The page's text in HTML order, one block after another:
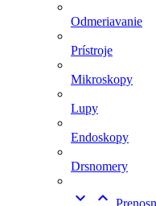
Odmeriavanie
Prístroje
Mikroskopy
Lupy
Endoskopy
Drsnomery
 